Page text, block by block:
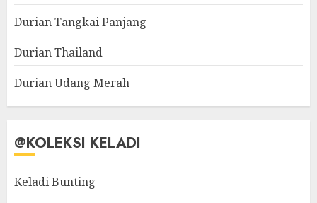
Durian Tangkai Panjang
Durian Thailand
Durian Udang Merah
@KOLEKSI KELADI
Keladi Bunting